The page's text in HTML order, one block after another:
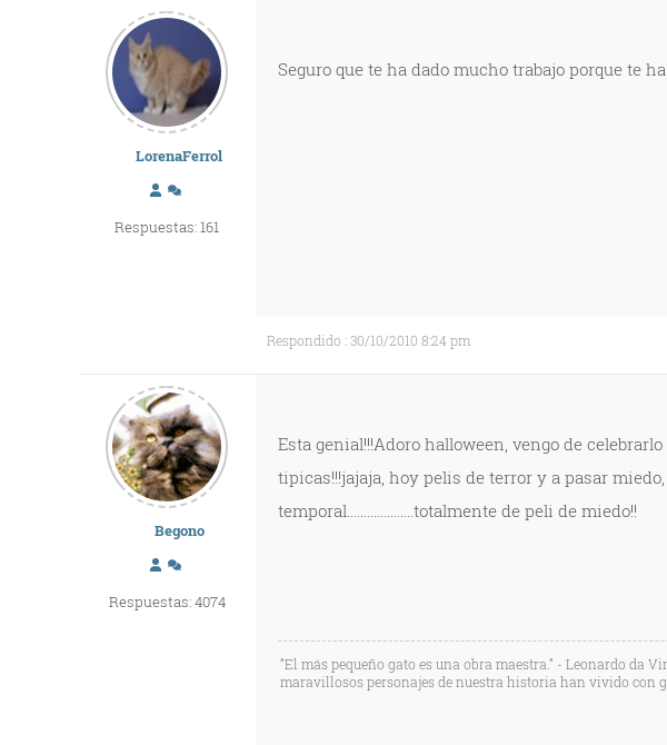
LorenaFerrol
Respuestas: 161
Seguro que te ha dado mucho trabajo porque te
Respondido : 30/10/2010 8:24 pm
Begono
Respuestas: 4074
Esta genial!!!Adoro halloween, vengo de
tipicas!!!jajaja, hoy pelis de terror y a pasar
temporal....................totalmente de peli de miedo!!
“El más pequeño gato es una obra maestra.” - Leonardo da
maravillosos personajes de nuestra historia han vivido con